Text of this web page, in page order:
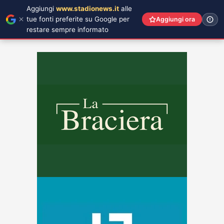
Aggiungi www.stadionews.it alle
tue fonti preferite su Google per
restare sempre informato
Aggiungi ora